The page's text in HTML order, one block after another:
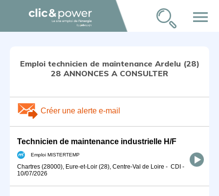
menu
Emploi technicien de maintenance Ardelu (28)
28 ANNONCES A CONSULTER
Créer une alerte e-mail
Technicien de maintenance industrielle H/F
Emploi MISTERTEMP
Chartres (28000), Eure-et-Loir (28), Centre-Val de Loire - CDI -
10/07/2026